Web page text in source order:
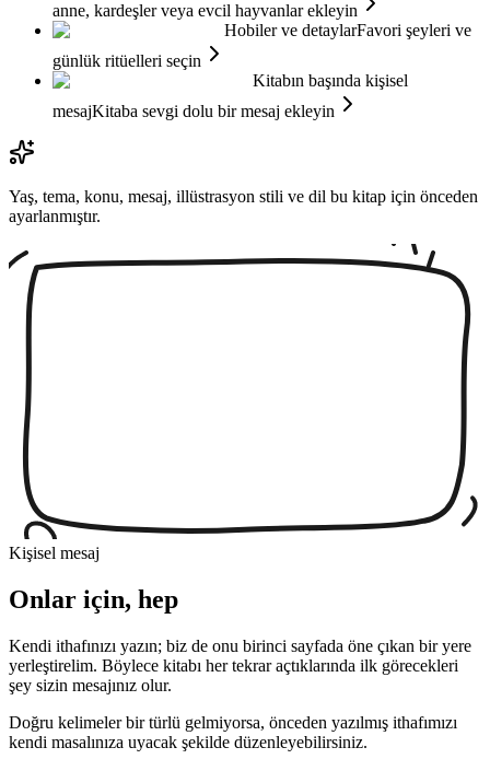
anne, kardeşler veya evcil hayvanlar ekleyin
Hobiler ve detaylarFavori şeyleri ve
günlük ritüelleri seçin
Kitabın başında kişisel
mesajKitaba sevgi dolu bir mesaj ekleyin
Yaş, tema, konu, mesaj, illüstrasyon stili ve dil bu kitap için önceden
ayarlanmıştır.
Kişisel mesaj
Onlar için, hep
Kendi ithafınızı yazın; biz de onu birinci sayfada öne çıkan bir yere
yerleştirelim. Böylece kitabı her tekrar açtıklarında ilk görecekleri
şey sizin mesajınız olur.
Doğru kelimeler bir türlü gelmiyorsa, önceden yazılmış ithafımızı
kendi masalınıza uyacak şekilde düzenleyebilirsiniz.